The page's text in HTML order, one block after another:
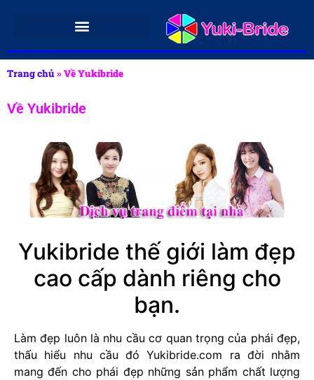
Trang chủ»Về Yukibride
Về Yukibride
Yukibride thế giới làm đẹp
cao cấp dành riêng cho
bạn.
Làm đẹp luôn là nhu cầu cơ quan trọng của phái đẹp,
thấu hiểu nhu cầu đó Yukibride.com ra đời nhằm
mang đến cho phái đẹp những sản phẩm chất lượng